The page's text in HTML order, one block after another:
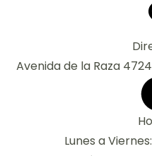
Avenida de la Raza
Lunes a